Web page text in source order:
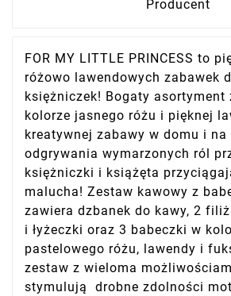
Producent
FOR MY LITTLE PRINCESS to
różowo lawendowych zabawek
księżniczek! Bogaty asortyment
kolorze jasnego różu i pięknej
kreatywnej zabawy w domu i na
odgrywania wymarzonych ról
księżniczki i książęta
malucha! Zestaw kawowy z
zawiera dzbanek do kawy, 2
i łyżeczki oraz 3 babeczki w
pastelowego różu, lawendy i
zestaw z wieloma
stymulują drobne zdolności